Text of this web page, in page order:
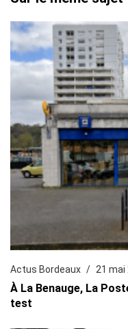
Actus Bordeaux 21 mai
À La Benauge, La
test